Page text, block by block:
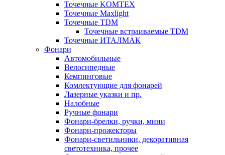
Точечные KOMTEX
Точечные Maxlight
Точечные TDM
Точечные встраиваемые TDM
Точечные ИТАЛМАК
Фонари
Автомобильные
Велосипедные
Кемпинговые
Комлектующие для фонарей
Лазерные указки и пр.
Налобные
Ручные фонари
Фонари-брелки, ручки, мини
Фонари-прожекторы
Фонари-светильники, декоративная
светотехника, прочее